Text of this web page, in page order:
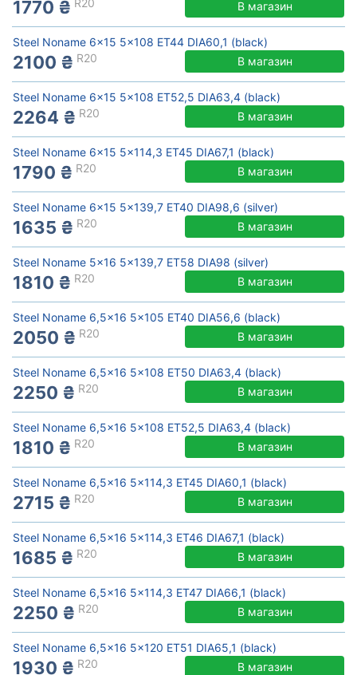
1770 ₴ R20 В магазин
Steel Noname 6x15 5x108 ET44 DIA60,1 (black)
2100 ₴ R20 В магазин
Steel Noname 6x15 5x108 ET52,5 DIA63,4 (black)
2264 ₴ R20 В магазин
Steel Noname 6x15 5x114,3 ET45 DIA67,1 (black)
1790 ₴ R20 В магазин
Steel Noname 6x15 5x139,7 ET40 DIA98,6 (silver)
1635 ₴ R20 В магазин
Steel Noname 5x16 5x139,7 ET58 DIA98 (silver)
1810 ₴ R20 В магазин
Steel Noname 6,5x16 5x105 ET40 DIA56,6 (black)
2050 ₴ R20 В магазин
Steel Noname 6,5x16 5x108 ET50 DIA63,4 (black)
2250 ₴ R20 В магазин
Steel Noname 6,5x16 5x108 ET52,5 DIA63,4 (black)
1810 ₴ R20 В магазин
Steel Noname 6,5x16 5x114,3 ET45 DIA60,1 (black)
2715 ₴ R20 В магазин
Steel Noname 6,5x16 5x114,3 ET46 DIA67,1 (black)
1685 ₴ R20 В магазин
Steel Noname 6,5x16 5x114,3 ET47 DIA66,1 (black)
2250 ₴ R20 В магазин
Steel Noname 6,5x16 5x120 ET51 DIA65,1 (black)
1930 ₴ R20 В магазин